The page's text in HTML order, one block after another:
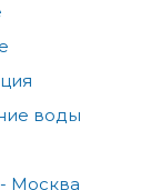
воды
Москва